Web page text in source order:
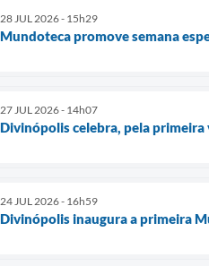
28 JUL 2026 - 15h29
Mundoteca promove semana
27 JUL 2026 - 14h07
Divinópolis celebra, pela primeira
24 JUL 2026 - 16h59
Divinópolis inaugura a primeira